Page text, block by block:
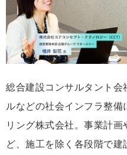
総合建設コンサルタント会
ルなどの社会インフラ整
リング株式会社。事業計
ど、施工を除く各段階で